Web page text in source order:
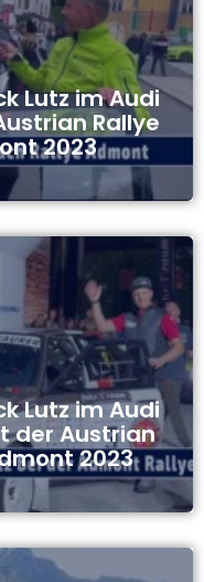
Lutz im Audi
Rallye
2023
Lutz im Audi
der Austrian
2023